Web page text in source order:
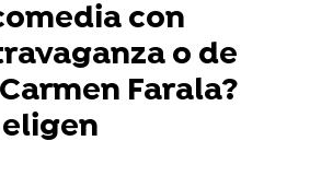
con
o de
Farala?
eligen